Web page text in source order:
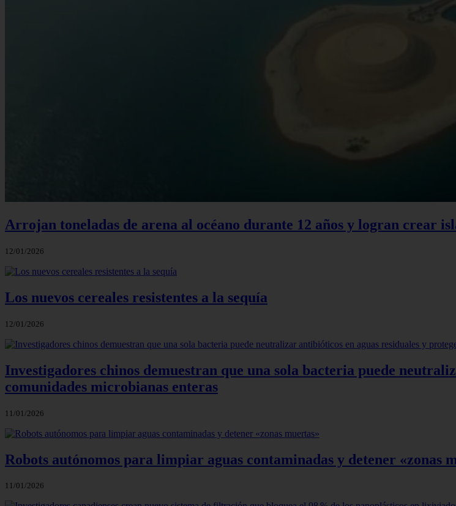
Arrojan toneladas de arena al océano durante 12 años y logran crear
12/01/2026
Los nuevos cereales resistentes a la sequía
12/01/2026
Investigadores chinos demuestran que una sola bacteria puede
comunidades microbianas enteras
11/01/2026
Robots autónomos para limpiar aguas contaminadas y detener «zonas
11/01/2026